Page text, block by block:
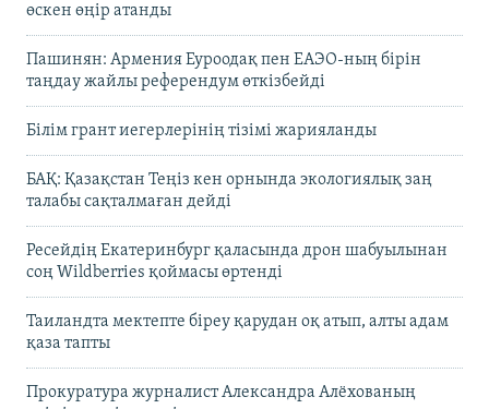
өскен өңір атанды
Пашинян: Армения Еуроодақ пен ЕАЭО-ның бірін
таңдау жайлы референдум өткізбейді
Білім грант иегерлерінің тізімі жарияланды
БАҚ: Қазақстан Теңіз кен орнында экологиялық заң
талабы сақталмаған дейді
Ресейдің Екатеринбург қаласында дрон шабуылынан
соң Wildberries қоймасы өртенді
Таиландта мектепте біреу қарудан оқ атып, алты адам
қаза тапты
Прокуратура журналист Александра Алёхованың